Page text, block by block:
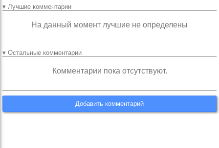
▾ Лучшие комментарии
На данный момент лучшие не определены
▾ Остальные комментарии
Комментарии пока отсутствуют.
Добавить комментарий